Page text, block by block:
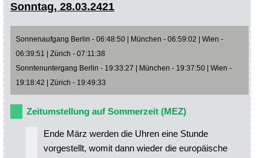
Sonntag, 28.03.2421
Sonnenaufgang Berlin - 06:48:50 | München - 06:59:02 | Wien -
06:39:51 | Zürich - 07:11:38
Sonntenuntergang Berlin - 19:33:27 | München - 19:37:50 | Wien -
19:18:42 | Zürich - 19:49:33
Zeitumstellung auf Sommerzeit (MEZ)
Ende März werden die Uhren eine Stunde
vorgestellt, womit dann wieder die europäische